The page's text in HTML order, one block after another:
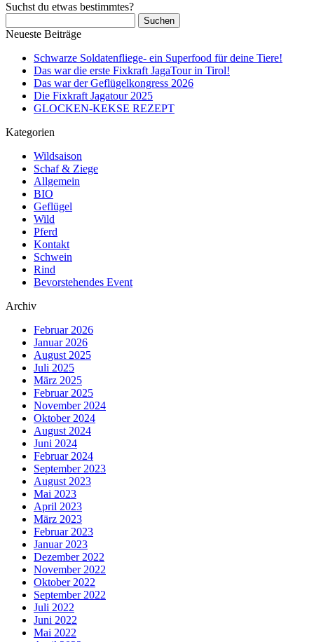
Suchst du etwas bestimmtes?
nach:
Neueste Beiträge
Schwarze Soldatenfliege- ein Superfood für deine Tiere!
Das war die erste Fixkraft JagaTour in Tirol!
Das war der Geflügelkongress 2026
Die Fixkraft Jagatour 2025
GLOCKEN-KEKSE REZEPT
Kategorien
Wildsaison
Schaf & Ziege
Allgemein
BIO
Geflügel
Wild
Pferd
Kontakt
Schwein
Rind
Bevorstehendes Event
Archiv
Februar 2026
Januar 2026
August 2025
Juli 2025
März 2025
Februar 2025
November 2024
Oktober 2024
August 2024
Juni 2024
Februar 2024
September 2023
August 2023
Mai 2023
April 2023
März 2023
Februar 2023
Januar 2023
Dezember 2022
November 2022
Oktober 2022
September 2022
Juli 2022
Juni 2022
Mai 2022